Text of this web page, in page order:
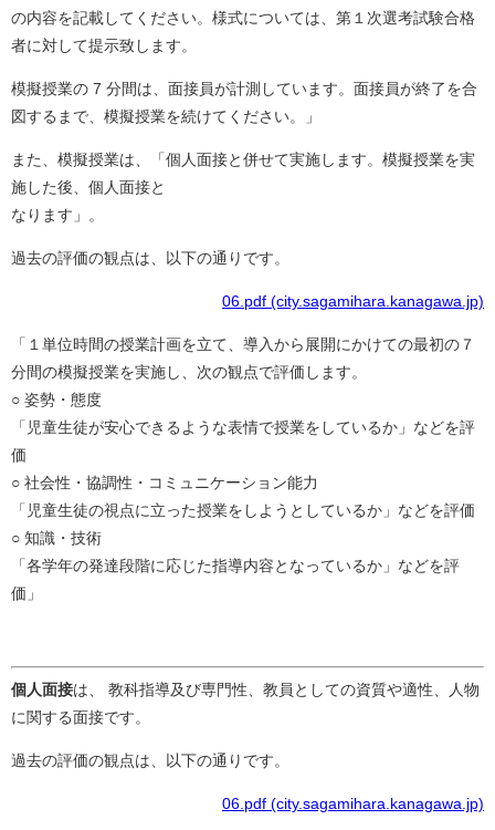
の内容を記載してください。様式については、第１次選考試験合格
者に対して提示致します。
模擬授業の 7 分間は、面接員が計測しています。面接員が終了を合
図するまで、模擬授業を続けてください。」
また、模擬授業は、「個人面接と併せて実施します。模擬授業を実
施した後、個人面接と
なります」。
過去の評価の観点は、以下の通りです。
06.pdf (city.sagamihara.kanagawa.jp)
「１単位時間の授業計画を立て、導入から展開にかけての最初の７
分間の模擬授業を実施し、次の観点で評価します。
○ 姿勢・態度
「児童生徒が安心できるような表情で授業をしているか」などを評
価
○ 社会性・協調性・コミュニケーション能力
「児童生徒の視点に立った授業をしようとしているか」などを評価
○ 知識・技術
「各学年の発達段階に応じた指導内容となっているか」などを評
価」
個人面接は、 教科指導及び専門性、教員としての資質や適性、人物
に関する面接です。
過去の評価の観点は、以下の通りです。
06.pdf (city.sagamihara.kanagawa.jp)